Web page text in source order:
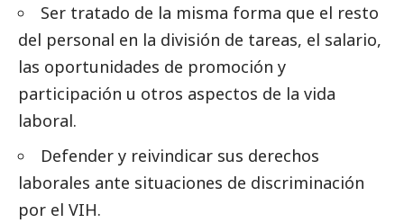
Ser tratado de la misma forma que el resto
del personal en la división de tareas, el salario,
las oportunidades de promoción y
participación u otros aspectos de la vida
laboral.
Defender y reivindicar sus derechos
laborales ante situaciones de discriminación
por el VIH.